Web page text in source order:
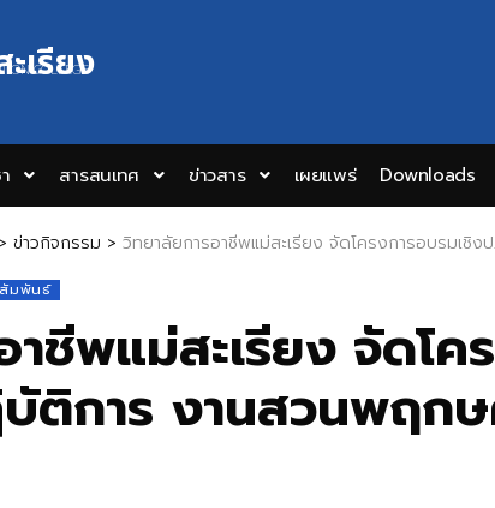
เรียง
COLLEGE
สารสนเทศ ข่าวสาร เผยแพร่ Downloads
> ข่าวกิจกรรม > วิทยาลัยการอาชีพแม่สะเรียง จัดโครงการอบรมเชิงปฏิบัติ
มพันธ์
ชีพแม่สะเรียง จัดโค
ติการ งานสวนพฤก